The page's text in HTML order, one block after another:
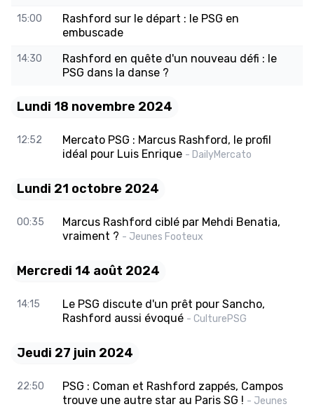
15:00
Rashford sur le départ : le PSG en
embuscade
14:30
Rashford en quête d'un nouveau défi : le
PSG dans la danse ?
Lundi 18 novembre 2024
12:52
Mercato PSG : Marcus Rashford, le profil
idéal pour Luis Enrique - DailyMercato
Lundi 21 octobre 2024
00:35
Marcus Rashford ciblé par Mehdi Benatia,
vraiment ? - Jeunes Footeux
Mercredi 14 août 2024
14:15
Le PSG discute d'un prêt pour Sancho,
Rashford aussi évoqué - CulturePSG
Jeudi 27 juin 2024
22:50
PSG : Coman et Rashford zappés, Campos
trouve une autre star au Paris SG ! - Jeunes